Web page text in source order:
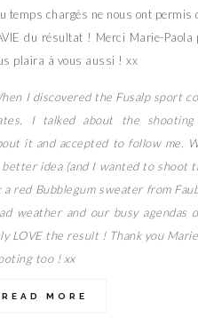
chargés ne nous ont permis
du résultat ! Merci Marie-Paola
plaira à vous aussi ! xx
I discovered the Fusalp sport
I talked about the
it and accepted to follow me.
better idea (and I wanted to shoot
red Bubblegum sweater from
weather and our busy agendas
LOVE the result ! Thank you
too ! xx
READ MORE